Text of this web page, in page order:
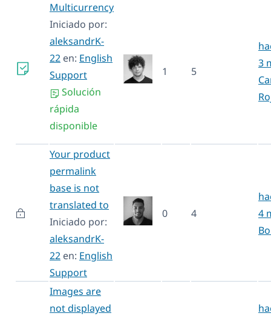
Multicurrency
Iniciado por:
aleksandrK-
22 en: English
Support
Solución
rápida
disponible
1 5
3
Your product
permalink
base is not
translated to
Iniciado por:
aleksandrK-
22 en: English
Support
0 4
4
Images are
not displayed